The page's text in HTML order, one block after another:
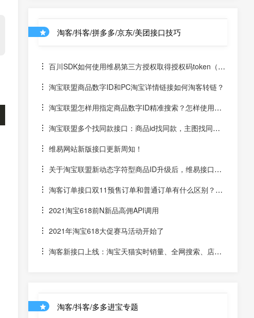
淘客/抖客/拼多多/京东/美团接口技巧
百川SDK如何使用维易第三方授权取得授权码token（un
iapp）
淘宝联盟商品数字ID和PC淘宝详情链接如何淘客转链？
淘宝联盟怎样用指定商品数字ID精准搜索？怎样使用数
字ID和场景ID2转链？
淘宝联盟多个找同款接口：商品id找同款，主图找同
款，SKU找同款
维易网站新版接口更新周知！
关于淘宝联盟新动态字符型商品ID升级后，维易接口跟
进情况和API调用说明
淘客订单接口双11预售订单和普通订单有什么区别？怎
么区分是淘客双11预售订单是否已付尾款？预售中支付了定
金的宝贝该如何计算佣金
2021淘宝618前N新品高佣API调用
2021年淘宝618大促赛马活动开始了
淘客新接口上线：淘宝天猫实时销量、全网搜索、店铺
淘客/抖客/多多进宝专题